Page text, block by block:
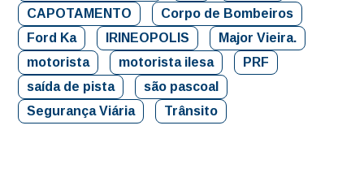
CAPOTAMENTO
Corpo de Bombeiros
Ford Ka
IRINEOPOLIS
Major Vieira.
motorista
motorista ilesa
PRF
saída de pista
são pascoal
Segurança Viária
Trânsito